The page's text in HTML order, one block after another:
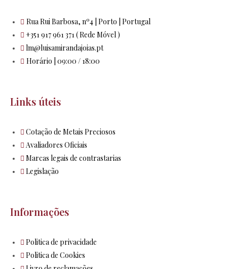
Rua Rui Barbosa, nº4 | Porto | Portugal
+351 917 961 371 ( Rede Móvel )
lm@luisamirandajoias.pt
Horário | 09:00 / 18:00
Links úteis
Cotação de Metais Preciosos
Avaliadores Oficiais
Marcas legais de contrastarias
Legislação
Informações
Politica de privacidade
Politica de Cookies